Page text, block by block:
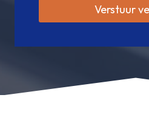
Verstuur